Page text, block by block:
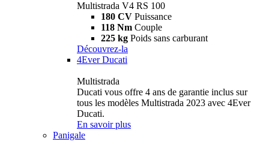
Multistrada V4 RS 100
180 CV Puissance
118 Nm Couple
225 kg Poids sans carburant
Découvrez-la
4Ever Ducati
Multistrada
Ducati vous offre 4 ans de garantie inclus sur
tous les modèles Multistrada 2023 avec 4Ever
Ducati.
En savoir plus
Panigale